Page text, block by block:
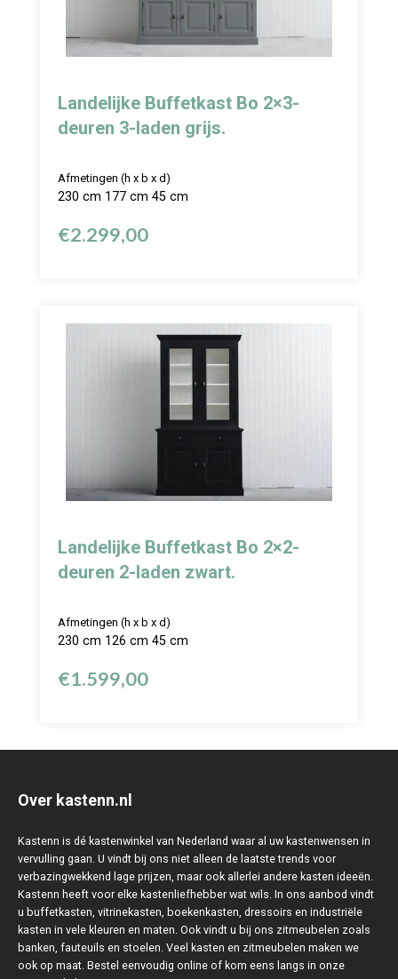
Landelijke Buffetkast Bo 2×3-
deuren 3-laden grijs.
Afmetingen (h x b x d)
230 cm 177 cm 45 cm
€2.299,00
Landelijke Buffetkast Bo 2×2-
deuren 2-laden zwart.
Afmetingen (h x b x d)
230 cm 126 cm 45 cm
€1.599,00
Over kastenn.nl
Kastenn is dé kastenwinkel van Nederland waar al uw kastenwensen in
vervulling gaan. U vindt bij ons niet alleen de laatste trends voor
verbazingwekkend lage prijzen, maar ook allerlei andere kasten ideeën.
Kastenn heeft voor elke kastenliefhebber wat wils. In ons aanbod vindt
u buffetkasten, vitrinekasten, boekenkasten, dressoirs en industriële
kasten in vele kleuren en maten. Ook vindt u bij ons zitmeubelen zoals
banken, fauteuils en stoelen. Veel kasten en zitmeubelen maken we
ook op maat. Bestel eenvoudig online of kom eens langs in onze